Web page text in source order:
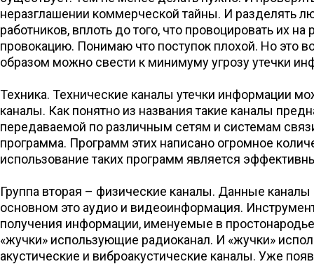
неразглашении коммерческой тайны. И разделять
работников, вплоть до того, что провоцировать их
провокацию. Понимаю что поступок плохой. Но это
образом можно свести к минимуму угрозу утечки
Техника. Технические каналы утечки информации
каналы. Как понятно из названия такие каналы
передаваемой по различным сетям и системам
программа. Программ этих написано огромное
использование таких программ является
Группа вторая – физические каналы. Данные
основном это аудио и видеоинформация.
получения информации, именуемые в
«жучки» использующие радиоканал. И «жучки»
акустические и виброакустические каналы. Уже